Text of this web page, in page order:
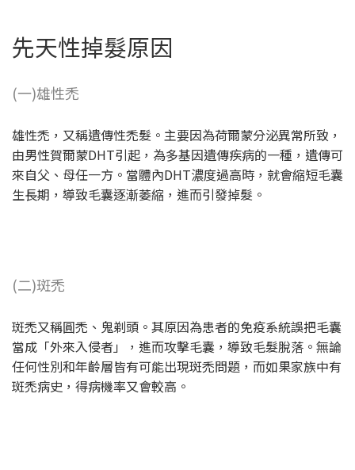
先天性掉髮原因
(一)雄性禿
雄性禿，又稱遺傳性禿髮。主要因為荷爾蒙分泌異常所致，
由男性賀爾蒙DHT引起，為多基因遺傳疾病的一種，遺傳可
來自父、母任一方。當體內DHT濃度過高時，就會縮短毛囊
生長期，導致毛囊逐漸萎縮，進而引發掉髮。
(二)斑禿
斑禿又稱圓禿、鬼剃頭。其原因為患者的免疫系統誤把毛囊
當成「外來入侵者」，進而攻擊毛囊，導致毛髮脫落。無論
任何性別和年齡層皆有可能出現斑禿問題，而如果家族中有
斑禿病史，得病機率又會較高。